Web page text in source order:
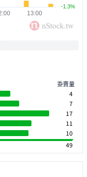
委賣量
4
7
17
11
10
49